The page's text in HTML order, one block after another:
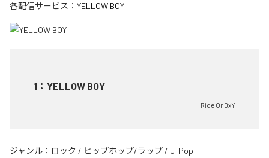
各配信サービス： YELLOW BOY
1 ： YELLOW BOY
Ride Or DxY
ジャンル： ロック / ヒップホップ/ラップ / J-Pop